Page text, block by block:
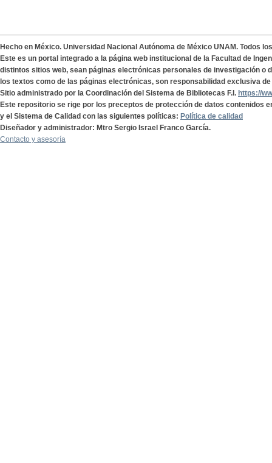
Hecho en México. Universidad Nacional Autónoma de México UNAM. Todos
Este es un portal integrado a la página web institucional de la Facultad de
distintos sitios web, sean páginas electrónicas personales de investigación o
los textos como de las páginas electrónicas, son responsabilidad exclusiva
Sitio administrado por la Coordinación del Sistema de Bibliotecas F.I. https://
Este repositorio se rige por los preceptos de protección de datos contenidos
y el Sistema de Calidad con las siguientes políticas: Política de calidad
Diseñador y administrador: Mtro Sergio Israel Franco García.
Contacto y asesoría